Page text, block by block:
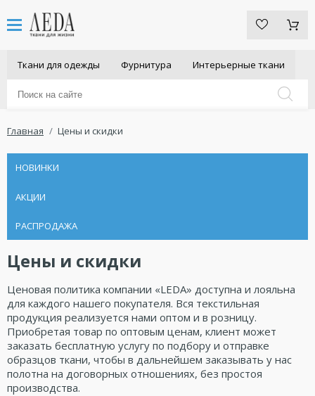
Ткани для одежды Фурнитура Интерьерные ткани
Главная Цены и скидки
НОВИНКИ
АКЦИИ
РАСПРОДАЖА
Цены и скидки
Ценовая политика компании «LEDA» доступна и лояльна
для каждого нашего покупателя. Вся текстильная
продукция реализуется нами оптом и в розницу.
Приобретая товар по оптовым ценам, клиент может
заказать бесплатную услугу по подбору и отправке
образцов ткани, чтобы в дальнейшем заказывать у нас
полотна на договорных отношениях, без простоя
производства.